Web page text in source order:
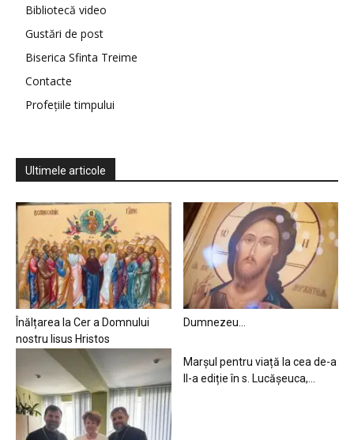
Bibliotecă video
Gustări de post
Biserica Sfinta Treime
Contacte
Profețiile timpului
Ultimele articole
Înălțarea la Cer a Domnului
nostru Iisus Hristos
Dumnezeu…
Marșul pentru viață la cea de-a
II-a ediție în s. Lucășeuca,...